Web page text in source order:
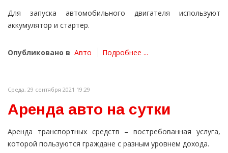
Для запуска автомобильного двигателя используют
аккумулятор и стартер.
Опубликовано в Авто Подробнее ...
Среда, 29 сентября 2021 19:29
Аренда авто на сутки
Аренда транспортных средств – востребованная услуга,
которой пользуются граждане с разным уровнем дохода.